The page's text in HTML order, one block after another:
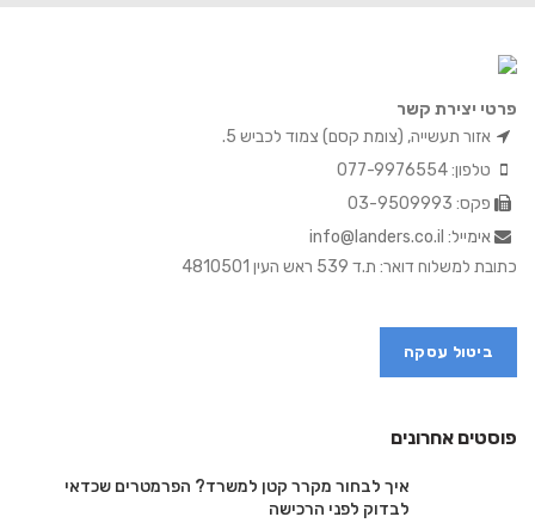
פרטי יצירת קשר
אזור תעשייה, (צומת קסם) צמוד לכביש 5.
טלפון: 077-9976554
פקס: 03-9509993
אימייל: info@landers.co.il
כתובת למשלוח דואר: ת.ד 539 ראש העין 4810501
ביטול עסקה
פוסטים אחרונים
איך לבחור מקרר קטן למשרד? הפרמטרים שכדאי
לבדוק לפני הרכישה